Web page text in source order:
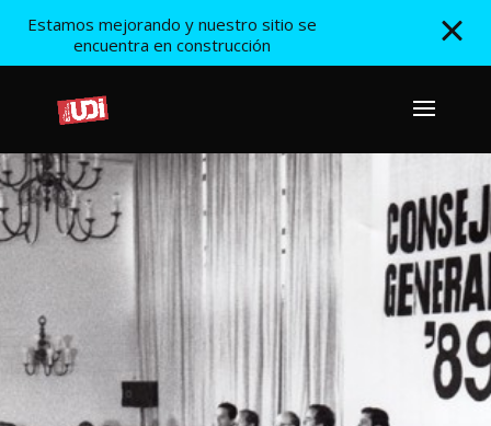
Estamos mejorando y nuestro sitio se
encuentra en construcción